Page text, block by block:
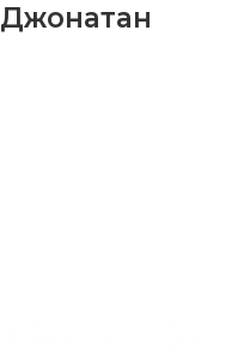
Джонатан